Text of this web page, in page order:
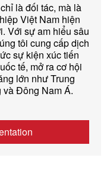
là đối tác, mà là
Việt Nam hiện
Với sự am hiểu sâu
tôi cung cấp dịch
sự kiện xúc tiến
tế, mở ra cơ hội
lớn như Trung
và Đông Nam Á.